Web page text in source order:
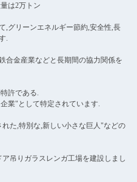
は2万トン
,グリーンエネルギー節約,安全性,長
.
合金産業などと長期間の協力関係を
許である.
業"として特定されています.
た,特別な,新しい小さな巨人"などの
吊りガラスレンガ工場を建設しまし